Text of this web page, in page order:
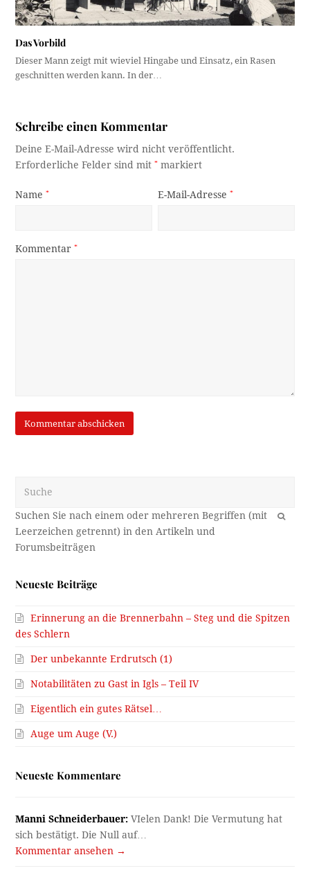
Das Vorbild
Dieser Mann zeigt mit wieviel Hingabe und Einsatz, ein Rasen
geschnitten werden kann. In der…
Schreibe einen Kommentar
Deine E-Mail-Adresse wird nicht veröffentlicht.
Erforderliche Felder sind mit* markiert
Name* E-Mail-Adresse*
Kommentar*
OK
Neueste Beiträge
Erinnerung an die Brennerbahn – Steg und die Spitzen
des Schlern
Der unbekannte Erdrutsch (1)
Notabilitäten zu Gast in Igls – Teil IV
Eigentlich ein gutes Rätsel…
Auge um Auge (V.)
Neueste Kommentare
Manni Schneiderbauer: VIelen Dank! Die Vermutung hat
sich bestätigt. Die Null auf…
Kommentar ansehen →